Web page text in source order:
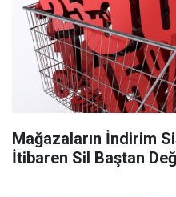
Mağazaların İndirim
İtibaren Sil Baştan